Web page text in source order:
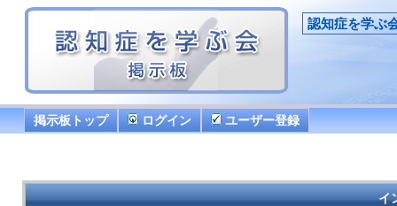
認知症を学ぶ
掲示板トップ ログイン ユーザー登録
イ